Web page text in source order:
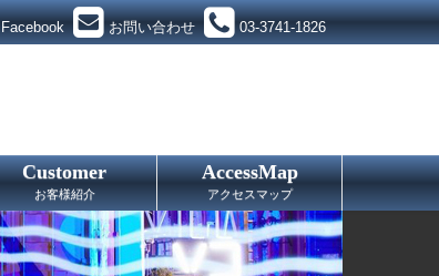
Facebook お問い合わせ 03-3741-1826
Customer
お客様紹介
AccessMap
アクセスマップ